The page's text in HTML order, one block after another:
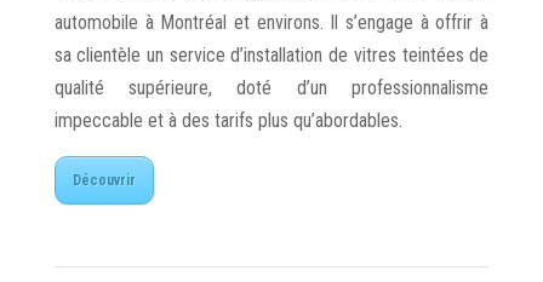
automobile à Montréal et environs. Il s’engage à offrir à
sa clientèle un service d’installation de vitres teintées de
qualité supérieure, doté d’un professionnalisme
impeccable et à des tarifs plus qu’abordables.
Découvrir